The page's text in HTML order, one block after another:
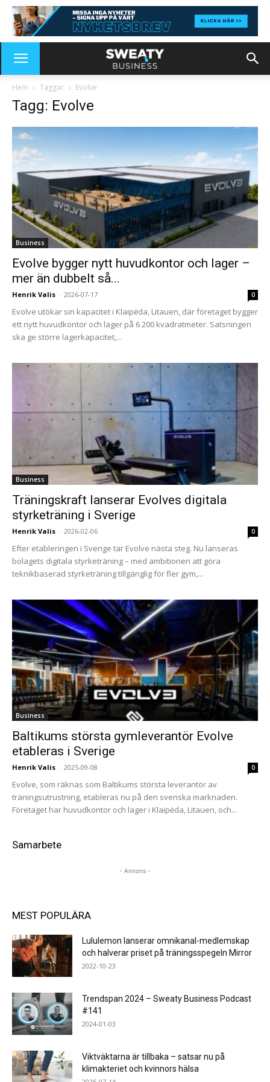
Hem Taggar Evolve
Tagg: Evolve
Business
Evolve bygger nytt huvudkontor och lager –
mer än dubbelt så...
Henrik Valis - 2026-07-17 0
Evolve utökar sin kapacitet i Klaipėda, Litauen, där företaget bygger
ett nytt huvudkontor och lager på 6 200 kvadratmeter. Satsningen
ska ge större lagerkapacitet,...
Business
Träningskraft lanserar Evolves digitala
styrketräning i Sverige
Henrik Valis - 2026-02-06 0
Efter etableringen i Sverige tar Evolve nästa steg. Nu lanseras
bolagets digitala styrketräning – med ambitionen att göra
teknikbaserad styrketräning tillgänglig för fler gym,...
Business
Baltikums största gymleverantör Evolve
etableras i Sverige
Henrik Valis - 2025-09-08 0
Evolve, som räknas som Baltikums största leverantör av
träningsutrustning, etableras nu på den svenska marknaden.
Företaget har huvudkontor och lager i Klaipėda, Litauen, och...
Samarbete
- Annons -
MEST POPULÄRA
Lululemon lanserar omnikanal-medlemskap
och halverar priset på träningsspegeln Mirror
2022-10-23
Trendspan 2024 – Sweaty Business Podcast
#141
2024-01-03
Viktväktarna är tillbaka – satsar nu på
klimakteriet och kvinnors hälsa